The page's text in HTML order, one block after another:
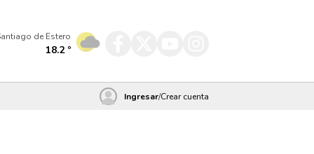
de Estero
18.2 º
Ingresar/Crear cuenta